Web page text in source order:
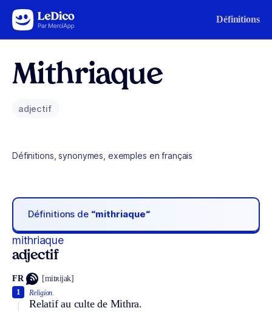
Aller au contenu Définitions
Mithriaque
adjectif
Définitions, synonymes, exemples en français
Définitions de “mithriaque“
mithriaque
adjectif
FR [mitʀijak]
Religion.
Relatif au culte de Mithra.
1